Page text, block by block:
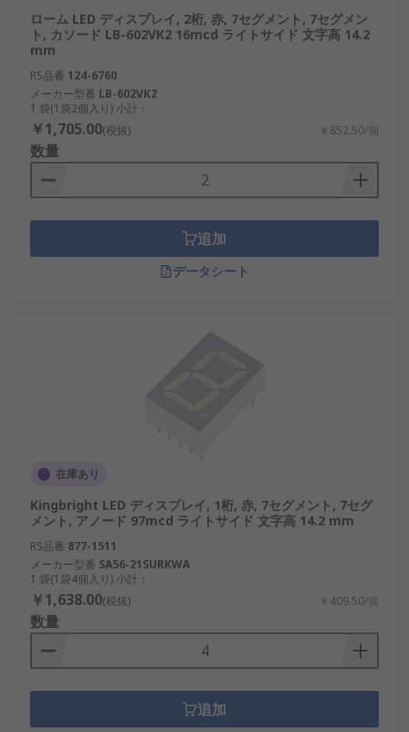
ローム LED ディスプレイ, 2桁, 赤, 7セグメント, 7セグメン
ト, カソード LB-602VK2 16mcd ライトサイド 文字高 14.2
mm
RS品番 124-6760
メーカー型番 LB-602VK2
1 袋(1袋2個入り) 小計：
￥1,705.00(税抜) ￥852.50/個
数量
追加
データシート
在庫あり
Kingbright LED ディスプレイ, 1桁, 赤, 7セグメント, 7セグ
メント, アノード 97mcd ライトサイド 文字高 14.2 mm
RS品番 877-1511
メーカー型番 SA56-21SURKWA
1 袋(1袋4個入り) 小計：
￥1,638.00(税抜) ￥409.50/個
数量
追加